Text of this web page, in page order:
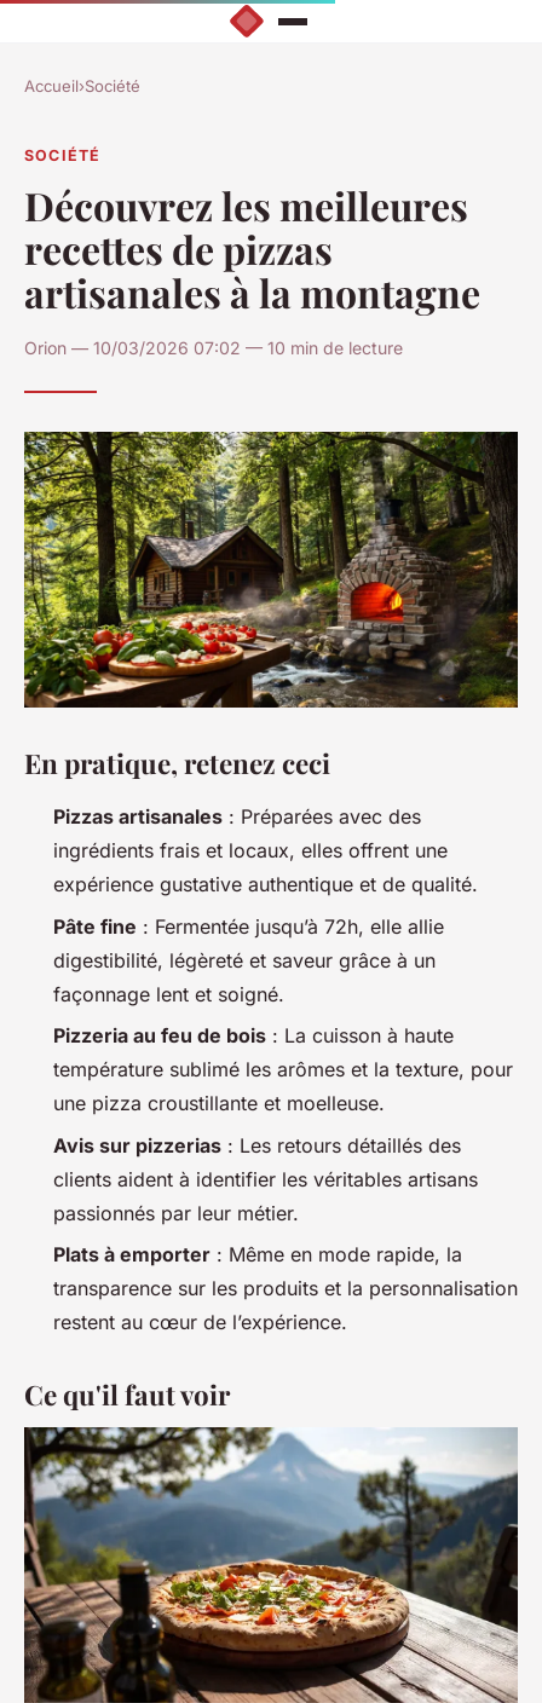
Accueil›Société
SOCIÉTÉ
Découvrez les meilleures
recettes de pizzas
artisanales à la montagne
Orion — 10/03/2026 07:02 — 10 min de lecture
En pratique, retenez ceci
Pizzas artisanales : Préparées avec des
ingrédients frais et locaux, elles offrent une
expérience gustative authentique et de qualité.
Pâte fine : Fermentée jusqu’à 72h, elle allie
digestibilité, légèreté et saveur grâce à un
façonnage lent et soigné.
Pizzeria au feu de bois : La cuisson à haute
température sublimé les arômes et la texture, pour
une pizza croustillante et moelleuse.
Avis sur pizzerias : Les retours détaillés des
clients aident à identifier les véritables artisans
passionnés par leur métier.
Plats à emporter : Même en mode rapide, la
transparence sur les produits et la personnalisation
restent au cœur de l’expérience.
Ce qu'il faut voir